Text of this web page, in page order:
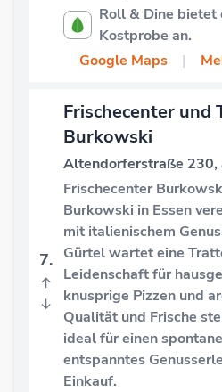
Roll & Dine bietet
Kostprobe an.
Google Maps
|
7.
↑
↓
Frischecenter und
Burkowski
Altendorferstraße 230,
Frischecenter
Burkowski in Essen
mit italienischem
Gürtel wartet eine
Leidenschaft für
knusprige Pizzen und
Qualität und Frische
ideal für einen
entspanntes
Einkauf.